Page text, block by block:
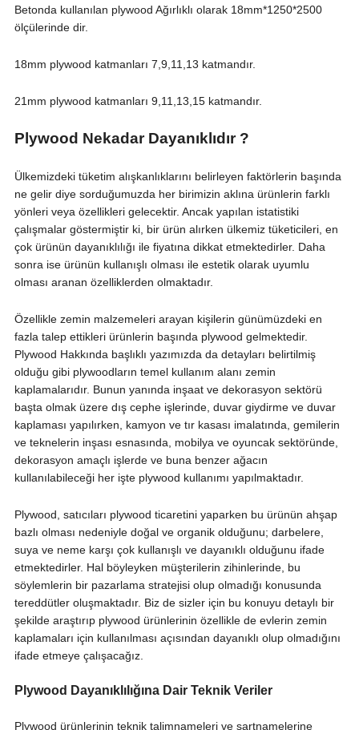
Betonda kullanılan plywood Ağırlıklı olarak 18mm*1250*2500
ölçülerinde dir.
18mm plywood katmanları 7,9,11,13 katmandır.
21mm plywood katmanları 9,11,13,15 katmandır.
Plywood Nekadar Dayanıklıdır ?
Ülkemizdeki tüketim alışkanlıklarını belirleyen faktörlerin başında
ne gelir diye sorduğumuzda her birimizin aklına ürünlerin farklı
yönleri veya özellikleri gelecektir. Ancak yapılan istatistiki
çalışmalar göstermiştir ki, bir ürün alırken ülkemiz tüketicileri, en
çok ürünün dayanıklılığı ile fiyatına dikkat etmektedirler. Daha
sonra ise ürünün kullanışlı olması ile estetik olarak uyumlu
olması aranan özelliklerden olmaktadır.
Özellikle zemin malzemeleri arayan kişilerin günümüzdeki en
fazla talep ettikleri ürünlerin başında plywood gelmektedir.
Plywood Hakkında başlıklı yazımızda da detayları belirtilmiş
olduğu gibi plywoodların temel kullanım alanı zemin
kaplamalarıdır. Bunun yanında inşaat ve dekorasyon sektörü
başta olmak üzere dış cephe işlerinde, duvar giydirme ve duvar
kaplaması yapılırken, kamyon ve tır kasası imalatında, gemilerin
ve teknelerin inşası esnasında, mobilya ve oyuncak sektöründe,
dekorasyon amaçlı işlerde ve buna benzer ağacın
kullanılabileceği her işte plywood kullanımı yapılmaktadır.
Plywood, satıcıları plywood ticaretini yaparken bu ürünün ahşap
bazlı olması nedeniyle doğal ve organik olduğunu; darbelere,
suya ve neme karşı çok kullanışlı ve dayanıklı olduğunu ifade
etmektedirler. Hal böyleyken müşterilerin zihinlerinde, bu
söylemlerin bir pazarlama stratejisi olup olmadığı konusunda
tereddütler oluşmaktadır. Biz de sizler için bu konuyu detaylı bir
şekilde araştırıp plywood ürünlerinin özellikle de evlerin zemin
kaplamaları için kullanılması açısından dayanıklı olup olmadığını
ifade etmeye çalışacağız.
Plywood Dayanıklılığına Dair Teknik Veriler
Plywood ürünlerinin teknik talimnameleri ve şartnamelerine